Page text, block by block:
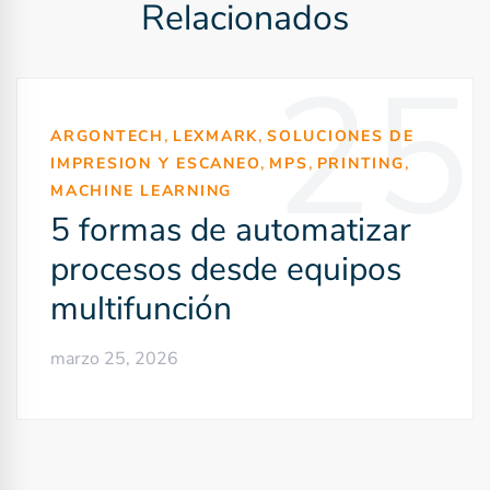
Relacionados
25
ARGONTECH , LEXMARK, SOLUCIONES DE
IMPRESION Y ESCANEO, MPS, PRINTING,
MACHINE LEARNING
5 formas de automatizar
procesos desde equipos
multifunción
marzo 25, 2026